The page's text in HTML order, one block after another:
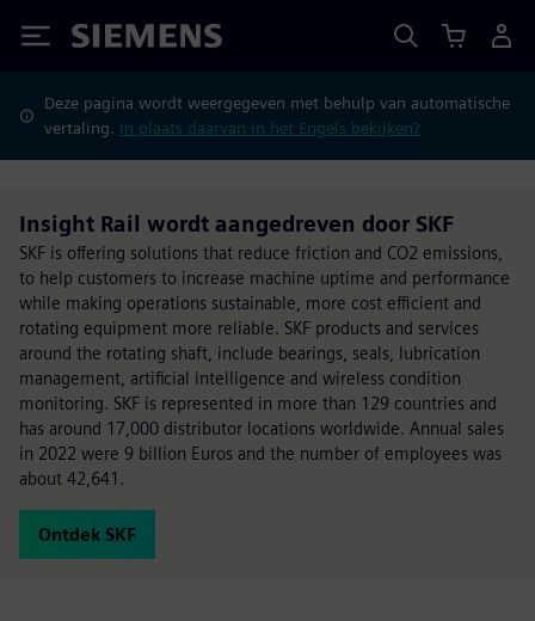
Siemens
Deze pagina wordt weergegeven met behulp van automatische
vertaling. In plaats daarvan in het Engels bekijken?
Insight Rail wordt aangedreven door SKF
SKF is offering solutions that reduce friction and CO2 emissions,
to help customers to increase machine uptime and performance
while making operations sustainable, more cost efficient and
rotating equipment more reliable. SKF products and services
around the rotating shaft, include bearings, seals, lubrication
management, artificial intelligence and wireless condition
monitoring. SKF is represented in more than 129 countries and
has around 17,000 distributor locations worldwide. Annual sales
in 2022 were 9 billion Euros and the number of employees was
about 42,641.
Ontdek SKF